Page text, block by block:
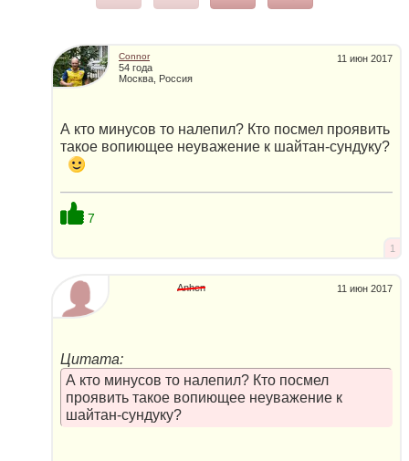
11 июн 2017
Connor
54 года
Москва, Россия
А кто минусов то налепил? Кто посмел проявить
такое вопиющее неуважение к шайтан-сундуку?
7
1
11 июн 2017
Anhen
Цитата:
А кто минусов то налепил? Кто посмел
проявить такое вопиющее неуважение к
шайтан-сундуку?